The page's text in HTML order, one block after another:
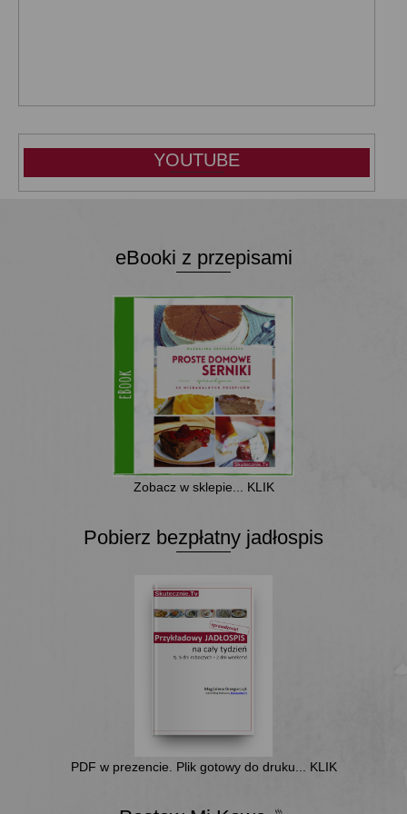
YOUTUBE
eBooki z przepisami
Zobacz w sklepie... KLIK
Pobierz bezpłatny jadłospis
PDF w prezencie. Plik gotowy do druku... KLIK